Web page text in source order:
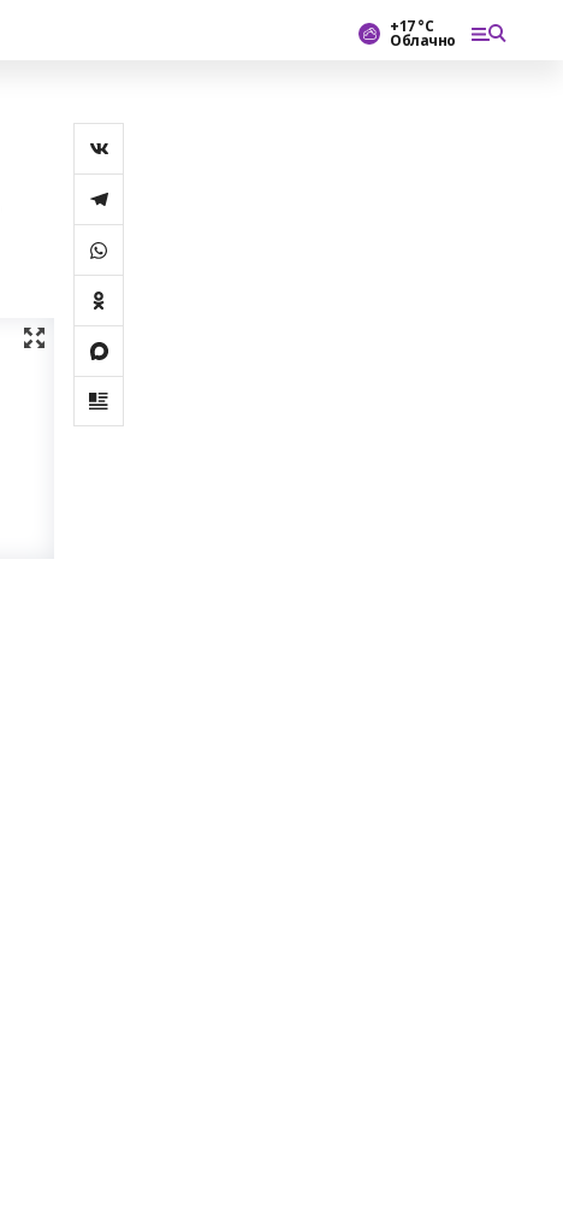
+17 °С
Облачно